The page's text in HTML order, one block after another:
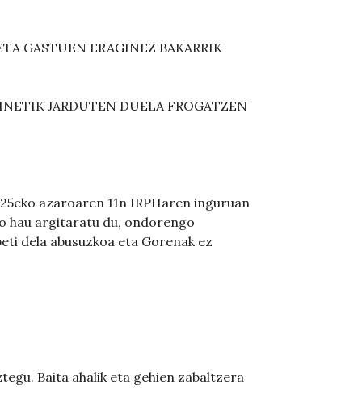
GASTUEN ERAGINEZ BAKARRIK
JARDUTEN DUELA FROGATZEN
azaroaren 11n IRPHaren inguruan
hau argitaratu du, ondorengo
dela abusuzkoa eta Gorenak ez
Baita ahalik eta gehien zabaltzera